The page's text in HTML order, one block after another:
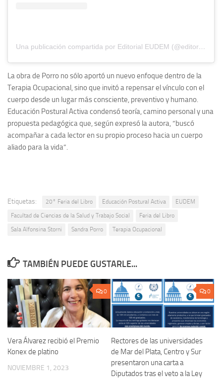
Una publicación compartida por Editorial EUDEM (@editorialeudem)
La obra de Porro no sólo aportó un nuevo enfoque dentro de la
Terapia Ocupacional, sino que invitó a repensar el vínculo con el
cuerpo desde un lugar más consciente, preventivo y humano.
Educación Postural Activa condensó teoría, camino personal y una
propuesta pedagógica que, según expresó la autora, “buscó
acompañar a cada lector en su propio proceso hacia un cuerpo
aliado para la vida”.
Etiquetas: 20° Feria del Libro Educación Postural Activa
EUDEM
Facultad de Ciencias de la Salud y Trabajo Social
Feria del Libro
Sala Alfonsina Storni
Sandra Porro Terapia Ocupacional
TAMBIÉN PUEDE GUSTARLE...
0
Vera Álvarez recibió el Premio
Konex de platino
NOVIEMBRE 1, 2023
0
Rectores de las universidades
de Mar del Plata, Centro y Sur
presentaron una carta a
Diputados tras el veto a la Ley